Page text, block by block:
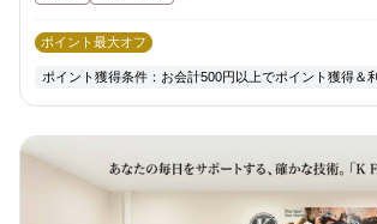
ポイント最大オフ
ポイント獲得条件：お会計500円以上でポイント獲得＆